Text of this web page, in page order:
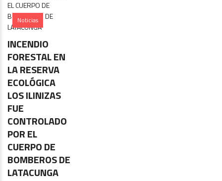
Noticias
INCENDIO
FORESTAL EN
LA RESERVA
ECOLÓGICA
LOS ILINIZAS
FUE
CONTROLADO
POR EL
CUERPO DE
BOMBEROS DE
LATACUNGA